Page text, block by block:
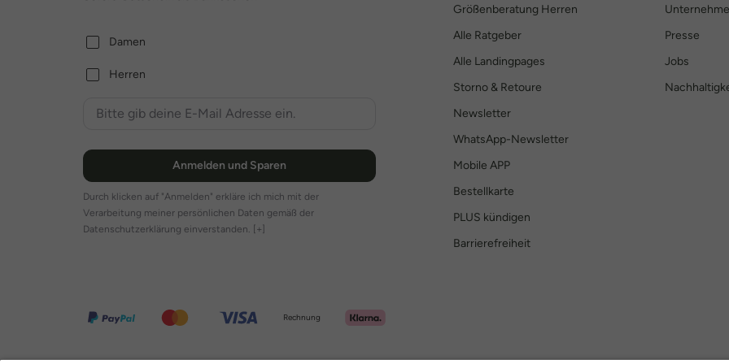
Damen
Herren
Anmelden und Sparen
Durch klicken auf "Anmelden" erkläre ich mich mit der
Verarbeitung meiner persönlichen Daten gemäß der
Datenschutzerklärung einverstanden. [+]
Größenberatung Herren
Alle Ratgeber
Alle Landingpages
Storno & Retoure
Newsletter
WhatsApp-Newsletter
Mobile APP
Bestellkarte
PLUS kündigen
Barrierefreiheit
Presse
Jobs
Rechnung